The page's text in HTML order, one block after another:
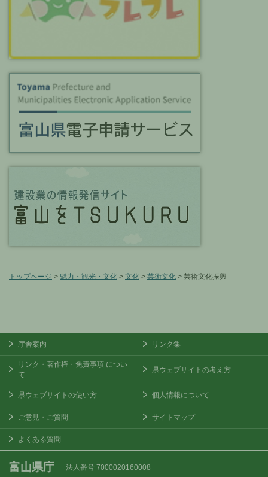
トップページ > 魅力・観光・文化 > 文化 > 芸術文化 > 芸術文化振興
庁舎案内 リンク集
リンク・著作権・免責事項 につい
て
県ウェブサイトの考え方
県ウェブサイトの使い方 個人情報について
ご意見・ご質問 サイトマップ
よくある質問
富山県庁 法人番号 7000020160008